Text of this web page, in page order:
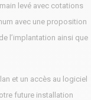
levé avec cotations
avec une proposition
l’implantation ainsi que
et un accès au logiciel
future installation